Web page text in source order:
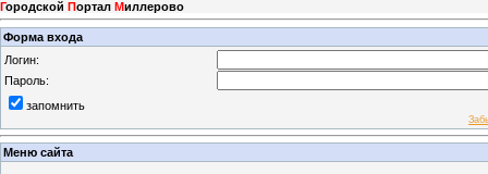
Городской Портал Миллерово
Форма входа
Логин:
Пароль:
запомнить
Меню сайта